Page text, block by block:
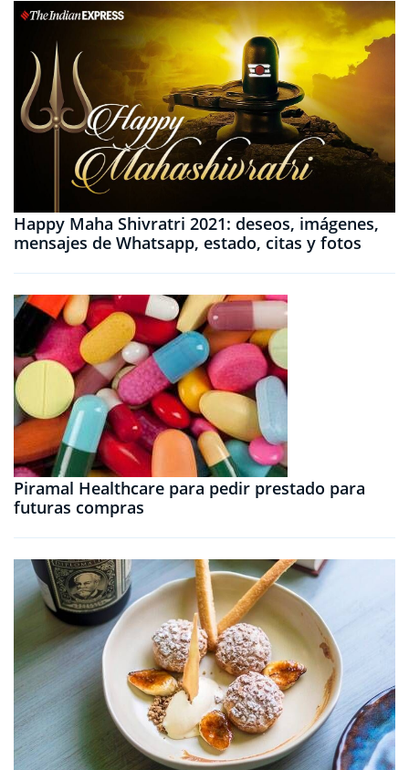
Happy Maha Shivratri 2021: deseos, imágenes,
mensajes de Whatsapp, estado, citas y fotos
Piramal Healthcare para pedir prestado para
futuras compras